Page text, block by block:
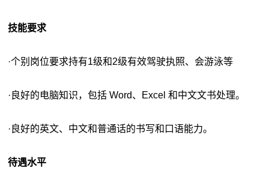
技能要求
·个别岗位要求持有1级和2级有效驾驶执照、会游泳等
·良好的电脑知识，包括 Word、Excel 和中文文书处理。
·良好的英文、中文和普通话的书写和口语能力。
待遇水平